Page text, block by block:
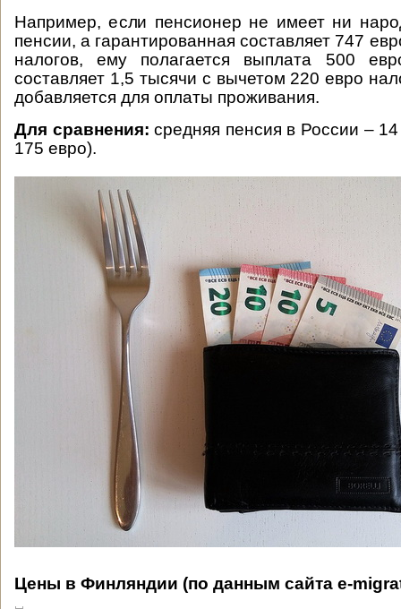
Например, если пенсионер не имеет ни
пенсии, а гарантированная составляет 747
налогов, ему полагается выплата 500
составляет 1,5 тысячи с вычетом 220 евро
добавляется для оплаты проживания.
Для сравнения: средняя пенсия в России –
175 евро).
Цены в Финляндии (по данным сайта e-